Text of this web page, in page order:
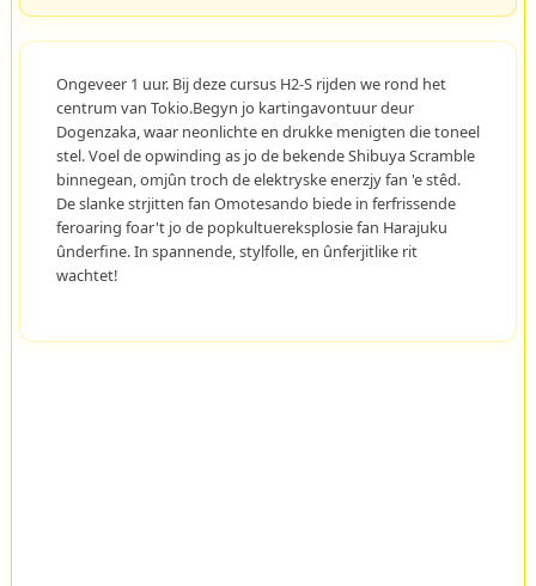
Ongeveer 1 uur. Bij deze cursus H2-S rijden we rond het
centrum van Tokio.Begyn jo kartingavontuur deur
Dogenzaka, waar neonlichte en drukke menigten die toneel
stel. Voel de opwinding as jo de bekende Shibuya Scramble
binnegean, omjûn troch de elektryske enerzjy fan 'e stêd.
De slanke strjitten fan Omotesando biede in ferfrissende
feroaring foar't jo de popkultuereksplosie fan Harajuku
ûnderfine. In spannende, stylfolle, en ûnferjitlike rit
wachtet!